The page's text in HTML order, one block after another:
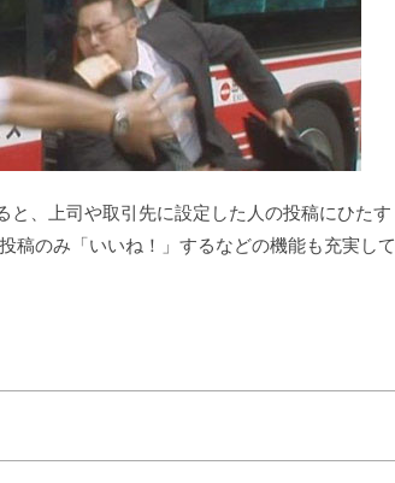
と、上司や取引先に設定した人の投稿にひたす
稿のみ「いいね！」するなどの機能も充実して